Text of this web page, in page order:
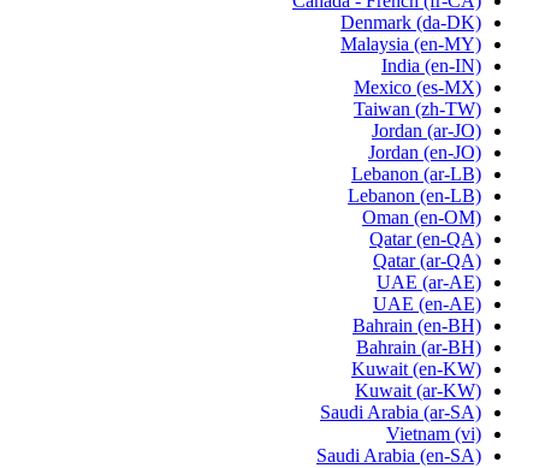
Denmark (da-DK)
Malaysia (en-MY)
India (en-IN)
Mexico (es-MX)
Taiwan (zh-TW)
Jordan (ar-JO)
Jordan (en-JO)
Lebanon (ar-LB)
Lebanon (en-LB)
Oman (en-OM)
Qatar (en-QA)
Qatar (ar-QA)
UAE (ar-AE)
UAE (en-AE)
Bahrain (en-BH)
Bahrain (ar-BH)
Kuwait (en-KW)
Kuwait (ar-KW)
Saudi Arabia (ar-SA)
Vietnam (vi)
Saudi Arabia (en-SA)